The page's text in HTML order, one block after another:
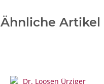
Ähnliche Artikel